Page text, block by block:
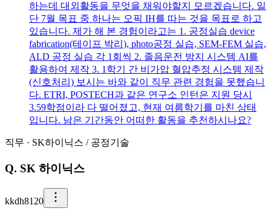
하는데 대외활동을 무엇을 채워야할지 모르겠습니다. 일
단 7월 목표 중 하나는 오픽 IH를 따는 것을 목표로 하고
있습니다. 제가 해 본 경험이라고는 1. 공정실습 device
fabrication(테이프 박리), photo공정 실습, SEM-FEM 실습,
ALD 공정 실습 각 1회씩 2. 졸음운전 방지 시스템 AI를
활용하여 제작 3. 1학기 간 비가압 혈압추정 시스템 제작
(신호처리) 보시는 바와 같이 직무 관련 경험을 못했습니
다. ETRI, POSTECH과 같은 연구소 인턴은 지원 당시
3.59학점이라 다 떨어졌고, 현재 여름학기를 마친 상태
입니다. 남은 기간동안 어떠한 활동을 추천하시나요?
직무 · SK하이닉스 / 공정기술
Q. SK 하이닉스
kkdh8120